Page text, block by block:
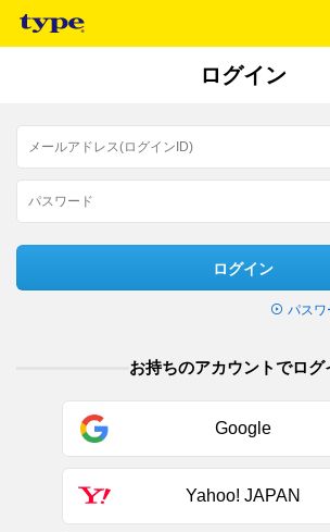
ログイン
ログイン
パスワ
お持ちのアカウントでログ
Google
Yahoo! JAPAN